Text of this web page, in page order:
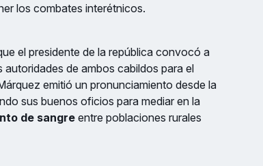
los combates interétnicos.
el presidente de la república convocó a
de ambos cabildos para el
emitió un pronunciamiento desde la
sus buenos oficios para mediar en la
de sangreentre poblaciones rurales